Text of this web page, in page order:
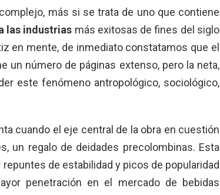
más si se trata de uno que contiene
las industrias más exitosas de fines del siglo
en mente, de inmediato constatamos que el
un número de páginas extenso, pero la neta,
este fenómeno antropológico, sociológico,
cuando el eje central de la obra en cuestión
un regalo de deidades precolombinas. Esta
de estabilidad y picos de popularidad
penetración en el mercado de bebidas